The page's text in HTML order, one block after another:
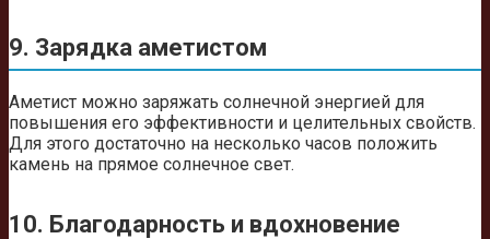
9. Зарядка аметистом
Аметист можно заряжать солнечной энергией для
повышения его эффективности и целительных свойств.
Для этого достаточно на несколько часов положить
камень на прямое солнечное свет.
10. Благодарность и вдохновение